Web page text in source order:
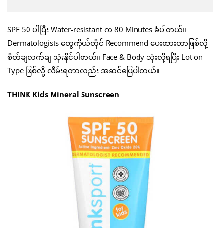
SPF 50 ပါပြီး Water-resistant က 80 Minutes ခံပါတယ်။
Dermatologists တွေကိုယ်တိုင် Recommend ပေးထားတာဖြစ်လို့
စိတ်ချလက်ချ သုံးနိုင်ပါတယ်။ Face & Body သုံးလို့ရပြီး Lotion
Type ဖြစ်လို့ လိမ်းရတာလည်း အဆင်ပြေပါတယ်။
THINK Kids Mineral Sunscreen